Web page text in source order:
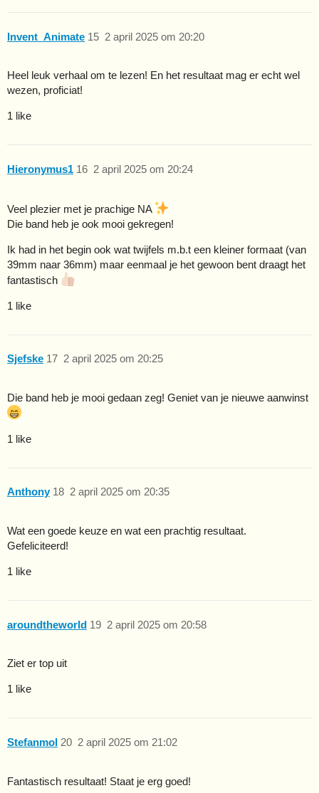
Invent_Animate 2 april 2025 om 20:20
15
Heel leuk verhaal om te lezen! En het resultaat mag er echt wel
wezen, proficiat!
1 like
Hieronymus1 2 april 2025 om 20:24
16
Veel plezier met je prachige NA
Die band heb je ook mooi gekregen!
Ik had in het begin ook wat twijfels m.b.t een kleiner formaat (van
39mm naar 36mm) maar eenmaal je het gewoon bent draagt het
fantastisch
1 like
Sjefske 2 april 2025 om 20:25
17
Die band heb je mooi gedaan zeg! Geniet van je nieuwe aanwinst
1 like
Anthony 2 april 2025 om 20:35
18
Wat een goede keuze en wat een prachtig resultaat.
Gefeliciteerd!
1 like
aroundtheworld 2 april 2025 om 20:58
19
Ziet er top uit
1 like
Stefanmol 2 april 2025 om 21:02
20
Fantastisch resultaat! Staat je erg goed!